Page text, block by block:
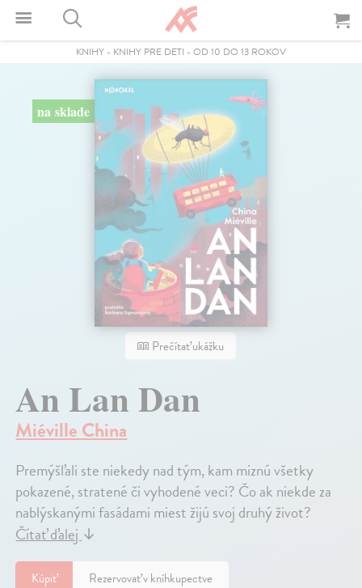
KNIHY - KNIHY PRE DETI - OD 10 DO 13 ROKOV
na sklade
Prečítať ukážku
An Lan Dan
Miéville China
Premýšľali ste niekedy nad tým, kam miznú všetky
pokazené, stratené či vyhodené veci? Čo ak niekde za
nablýskanými fasádami miest žijú svoj druhý život?
Čítať ďalej↓
Kúpiť Rezervovať v kníhkupectve